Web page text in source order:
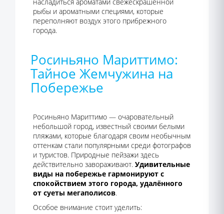
рыбы и ароматными специями, которые
переполняют воздух этого прибрежного
города.
Росиньяно Мариттимо:
Тайное Жемчужина на
Побережье
Росиньяно Мариттимо — очаровательный
небольшой город, известный своими белыми
пляжами, которые благодаря своим необычным
оттенкам стали популярными среди фотографов
и туристов. Природные пейзажи здесь
действительно завораживают. Удивительные
виды на побережье гармонируют с
спокойствием этого города, удалённого
от суеты мегаполисов.
Особое внимание стоит уделить: